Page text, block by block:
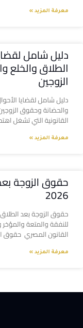
معرفة المزيد »
دليل شامل
الطلاق والخلع
الزوجين
دليل شامل لقضايا
والحضانة وحقوق
القانونية التي تشغل
معرفة المزيد »
حقوق الزوجة
2026
للنفقة والمتعة
القانون المصري حقوق
معرفة المزيد »